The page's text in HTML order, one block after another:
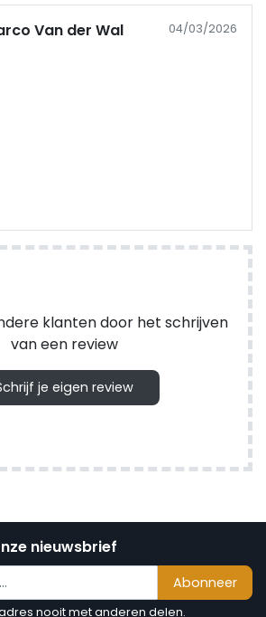
Van der Wal 04/03/2026
klanten door het schrijven
van een review
je eigen review
nieuwsbrief
Abonneer
nooit met anderen delen.